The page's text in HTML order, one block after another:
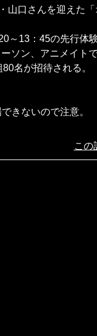
口さんを迎えた「
～13：45の先行体
ソン、アニメイト
名が招待される。
きないので注意。
この